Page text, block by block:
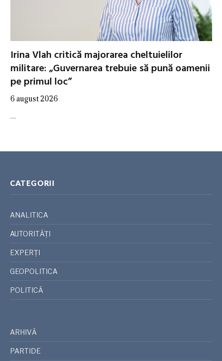
Irina Vlah critică majorarea cheltuielilor
militare: „Guvernarea trebuie să pună oamenii
pe primul loc”
6 august 2026
…
CATEGORII
ANALITICA
AUTORITĂȚI
EXPERȚI
GEOPOLITICA
POLITICĂ
ARHIVĂ
PARTIDE